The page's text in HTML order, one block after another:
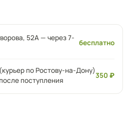
52А — через 7-
бесплатно
по Ростову-на-Дону)
поступления
350 ₽